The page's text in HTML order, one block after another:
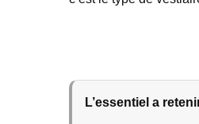
L’essentiel a